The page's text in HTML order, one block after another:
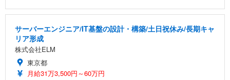
サーバーエンジニア/IT基盤の設計・構築/土日祝休み/長期キャ
リア形成
株式会社ELM
東京都
月給31万3,500円～60万円